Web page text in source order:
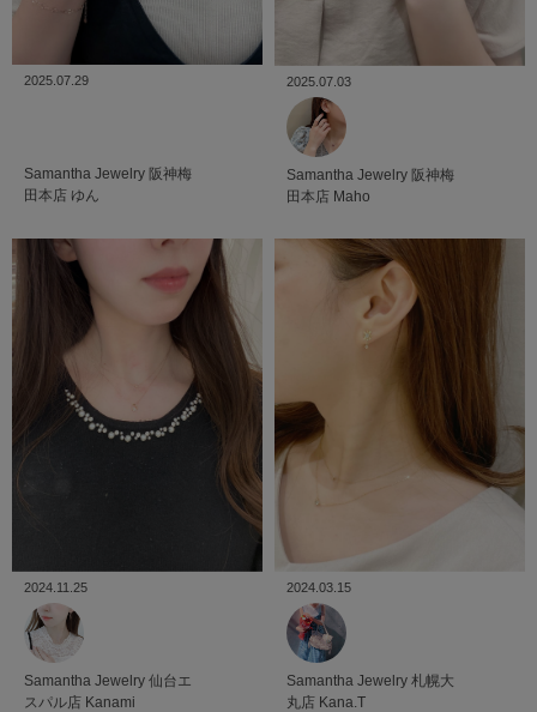
2025.07.29
Samantha Jewelry 阪神梅
田本店 ゆん
2025.07.03
Samantha Jewelry 阪神梅
田本店 Maho
2024.11.25
Samantha Jewelry 仙台エ
スパル店 Kanami
2024.03.15
Samantha Jewelry 札幌大
丸店 Kana.T